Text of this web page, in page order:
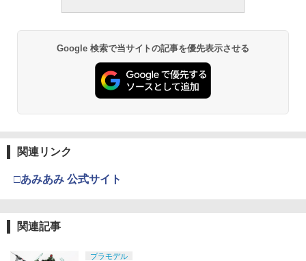
Google 検索で当サイトの記事を優先表示させる
関連リンク
□あみあみ 公式サイト
関連記事
プラモデル